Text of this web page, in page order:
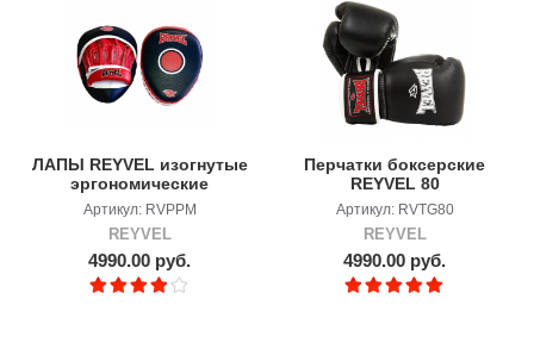
ЛАПЫ REYVEL изогнутые
эргономические
Артикул: RVPPM
REYVEL
4990.00 руб.
Перчатки боксерские
REYVEL 80
Артикул: RVTG80
REYVEL
4990.00 руб.